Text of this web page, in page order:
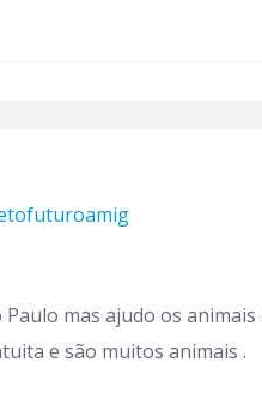
mas ajudo os
e são muitos animais .